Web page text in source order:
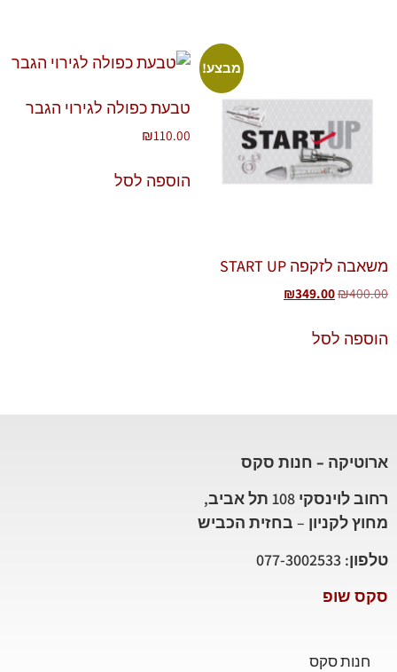
מבצע!
משאבה לזקפה START UP
₪400.00
₪349.00
הוספה לסל
טבעת כפולה לגירוי הגבר
₪110.00
הוספה לסל
ארוטיקה – חנות סקס
רחוב לוינסקי 108 תל אביב,
מחוץ לקניון – בחזית הכביש
טלפון: 077-3002533
סקס שופ
חנות סקס